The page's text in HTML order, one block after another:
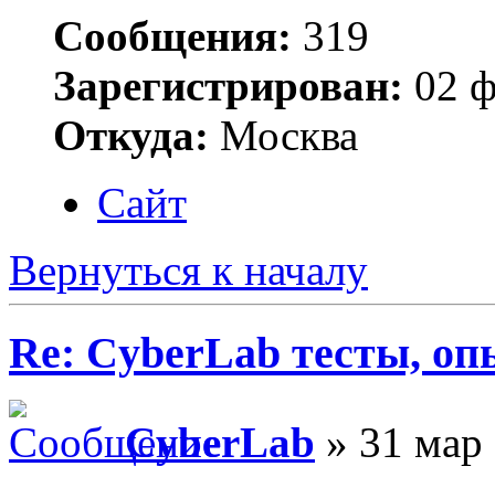
Сообщения: 319
Зарегистрирован: 02
Откуда: Москва
Сайт
Вернуться к началу
Re: CyberLab тесты,
CyberLab » 31 мар